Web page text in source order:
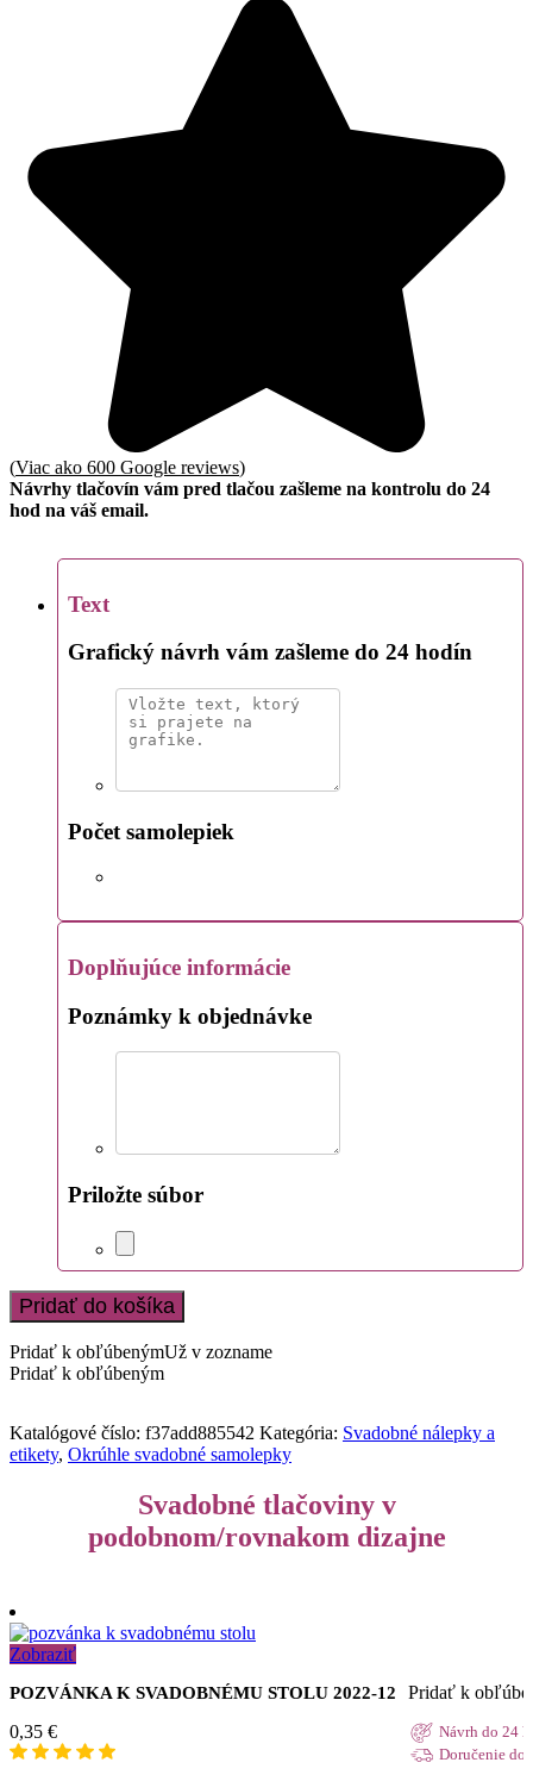
(Viac ako 600 Google reviews)
Návrhy tlačovín vám pred tlačou zašleme na kontrolu do 24
hod na váš email.
Text
Grafický návrh vám zašleme do 24 hodín
Počet samolepiek
Doplňujúce informácie
Poznámky k objednávke
Priložte súbor
Pridať do košíka
Pridať k obľúbenýmUž v zozname
Pridať k obľúbeným
Katalógové číslo: f37add885542 Kategória: Svadobné nálepky a
etikety, Okrúhle svadobné samolepky
Svadobné tlačoviny v
podobnom/rovnakom dizajne
Zobraziť
POZVÁNKA K SVADOBNÉMU STOLU 2022-12
Pridať k
0,35 €
Návrh do 24
Doručenie do